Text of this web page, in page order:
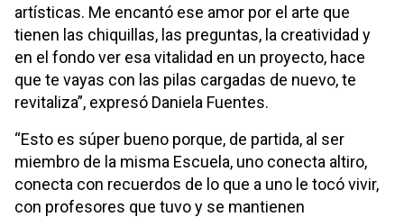
artísticas. Me encantó ese amor por el arte que
tienen las chiquillas, las preguntas, la creatividad y
en el fondo ver esa vitalidad en un proyecto, hace
que te vayas con las pilas cargadas de nuevo, te
revitaliza”, expresó Daniela Fuentes.
“Esto es súper bueno porque, de partida, al ser
miembro de la misma Escuela, uno conecta altiro,
conecta con recuerdos de lo que a uno le tocó vivir,
con profesores que tuvo y se mantienen